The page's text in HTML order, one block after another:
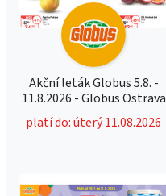
Akční leták Globus 5.8. -
11.8.2026 - Globus Ostrava
platí do: úterý 11.08.2026